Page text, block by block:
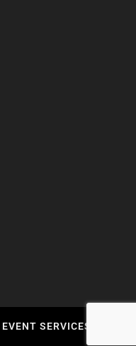
SERVICES HLM